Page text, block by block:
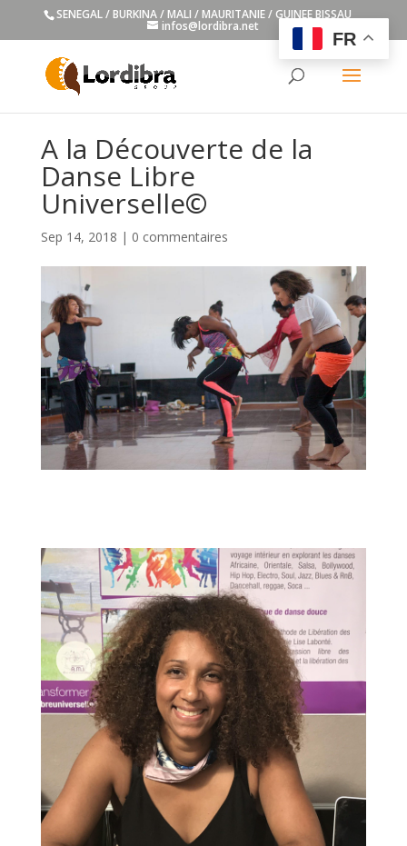
SENEGAL / BURKINA / MALI / MAURITANIE / GUINEE BISSAU
infos@lordibra.net
A la Découverte de la
Danse Libre
Universelle©
Sep 14, 2018 | 0 commentaires
FR